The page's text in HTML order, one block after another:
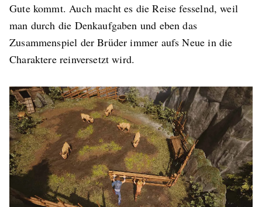
Gute kommt. Auch macht es die Reise fesselnd, weil
man durch die Denkaufgaben und eben das
Zusammenspiel der Brüder immer aufs Neue in die
Charaktere reinversetzt wird.